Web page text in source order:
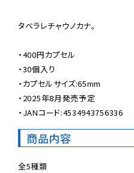
タベラレチャウノカナ。
・400円カプセル
・30個入り
・カプセルサイズ:65mm
・2025年8月発売予定
・JANコード:4534943756336
商品内容
全5種類